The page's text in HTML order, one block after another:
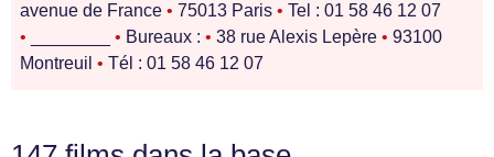
avenue de France • 75013 Paris • Tel : 01 58 46 12 07
•
• Bureaux : • 38 rue Alexis Lepère • 93100
Montreuil • Tél : 01 58 46 12 07